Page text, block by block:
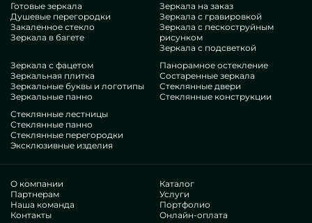
Готовые зеркала
Душевые перегородки
Закаленное стекло
Зеркала в багете
Зеркала на заказ
Зеркала с гравировкой
Зеркала с пескоструйным
рисунком
Зеркала с подсветкой
Зеркала с фацетом
Зеркальная плитка
Зеркальные буквы и логотипы
Зеркальные панно
Панорамное остекление
Состаренные зеркала
Стеклянные двери
Стеклянные конструкции
Стеклянные лестницы
Стеклянные панно
Стеклянные перегородки
Эксклюзивные изделия
О компании
Партнерам
Наша команда
Контакты
Каталог
Услуги
Портфолио
Онлайн-оплата